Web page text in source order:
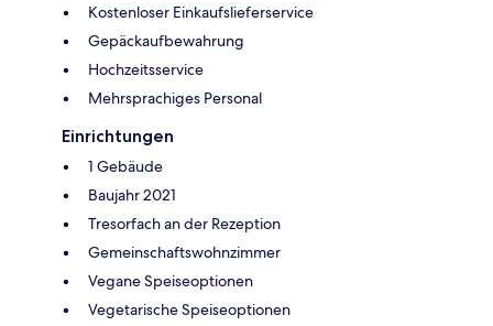
Kostenloser Einkaufslieferservice
Gepäckaufbewahrung
Hochzeitsservice
Mehrsprachiges Personal
Einrichtungen
1 Gebäude
Baujahr 2021
Tresorfach an der Rezeption
Gemeinschaftswohnzimmer
Vegane Speiseoptionen
Vegetarische Speiseoptionen